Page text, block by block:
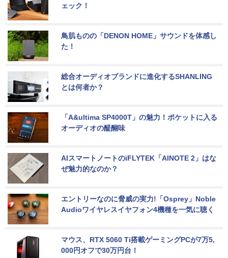
ェック！
鳥肌ものの「DENON HOME」サウンドを体感し
た！
総合オーディオブランドに進化するSHANLING
とは何者か？
「A&ultima SP4000T」の魅力！ポケットに入る
オーディオの醍醐味
AIスマートノートのiFLYTEK「AINOTE 2」はな
ぜ魅力的なのか？
エントリーなのに脅威の実力!「Osprey」Noble
Audioワイヤレスイヤフォン4機種を一気に聴く
マウス、RTX 5060 Ti搭載ゲーミングPCが7万5,
000円オフで30万円台！